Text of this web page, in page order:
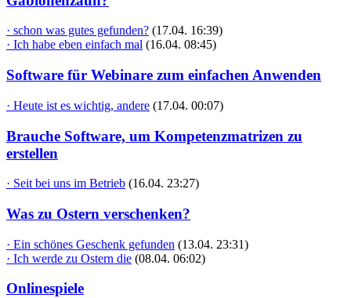
· schon was gutes gefunden? (17.04. 16:39)
· Ich habe eben einfach mal (16.04. 08:45)
Software für Webinare zum einfachen Anwenden
· Heute ist es wichtig, andere (17.04. 00:07)
Brauche Software, um Kompetenzmatrizen zu
erstellen
· Seit bei uns im Betrieb (16.04. 23:27)
Was zu Ostern verschenken?
· Ein schönes Geschenk gefunden (13.04. 23:31)
· Ich werde zu Ostern die (08.04. 06:02)
Onlinespiele